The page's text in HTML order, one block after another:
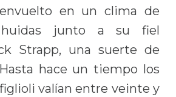
en un clima de
junto a su fiel
Strapp, una suerte de
hace un tiempo los
valían entre veinte y